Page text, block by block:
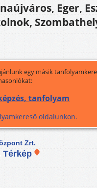
Eger,
egy másik
tanfolyam
oldalunkon.
Zrt.
Térkép